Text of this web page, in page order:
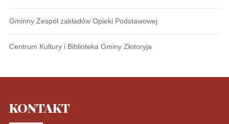
Gminny Zespół zakładów Opieki Podstawowej
Centrum Kultury i Biblioteka Gminy Złotoryja
KONTAKT